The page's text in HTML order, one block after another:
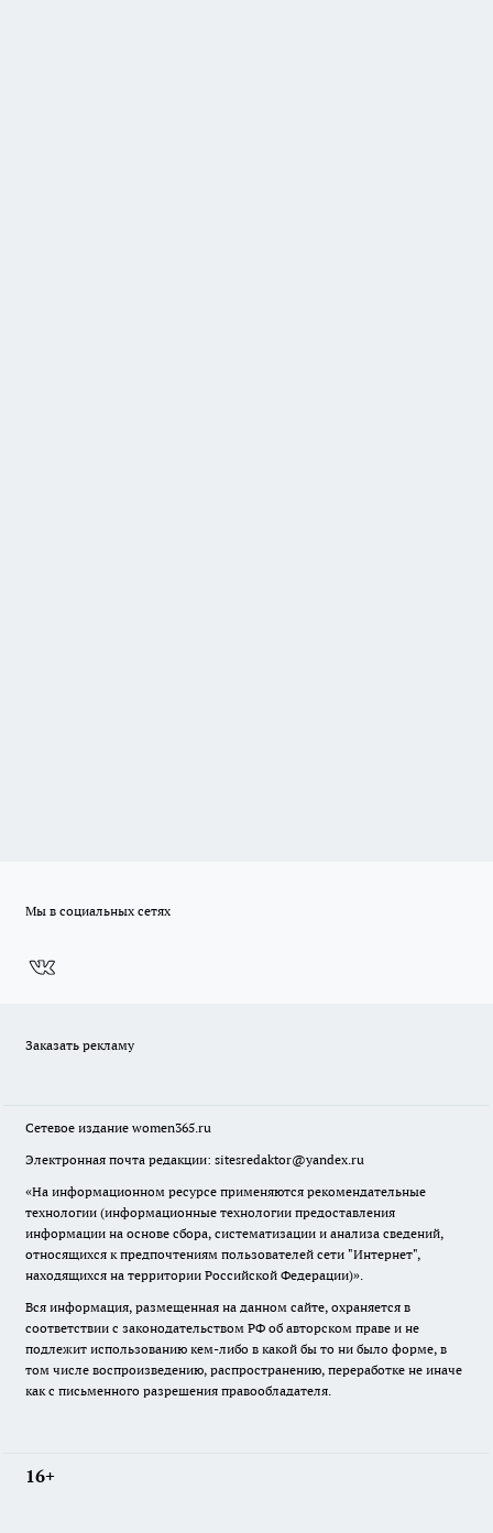
Мы в социальных сетях
Заказать рекламу
Сетевое издание women365.ru
Электронная почта редакции: sitesredaktor@yandex.ru
«На информационном ресурсе применяются рекомендательные
технологии (информационные технологии предоставления
информации на основе сбора, систематизации и анализа сведений,
относящихся к предпочтениям пользователей сети "Интернет",
находящихся на территории Российской Федерации)».
Вся информация, размещенная на данном сайте, охраняется в
соответствии с законодательством РФ об авторском праве и не
подлежит использованию кем-либо в какой бы то ни было форме, в
том числе воспроизведению, распространению, переработке не иначе
как с письменного разрешения правообладателя.
16+